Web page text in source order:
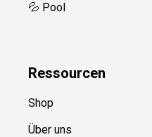
💦 Pool
Ressourcen
Shop
Über uns